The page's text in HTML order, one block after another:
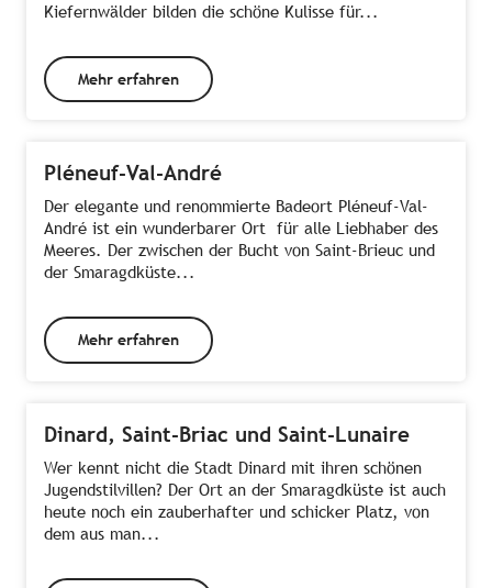
Kiefernwälder bilden die schöne Kulisse für...
Mehr erfahren
Pléneuf-Val-André
Der elegante und renommierte Badeort Pléneuf-Val-
André ist ein wunderbarer Ort für alle Liebhaber des
Meeres. Der zwischen der Bucht von Saint-Brieuc und
der Smaragdküste...
Mehr erfahren
Dinard, Saint-Briac und Saint-Lunaire
Wer kennt nicht die Stadt Dinard mit ihren schönen
Jugendstilvillen? Der Ort an der Smaragdküste ist auch
heute noch ein zauberhafter und schicker Platz, von
dem aus man...